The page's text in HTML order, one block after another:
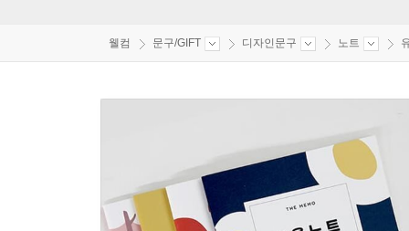
웰컴 문구/GIFT 디자인문구 노트